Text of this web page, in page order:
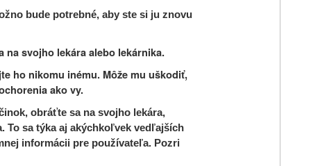
bude potrebné, aby ste si ju znovu
na svojho lekára alebo lekárnika.
ho nikomu inému. Môže mu uškodiť,
ako vy.
obráťte sa na svojho lekára,
To sa týka aj akýchkoľvek vedľajších
informácii pre používateľa. Pozri